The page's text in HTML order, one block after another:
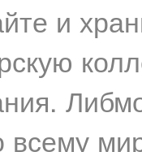
и
всему